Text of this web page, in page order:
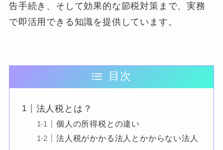
告手続き、そして効果的な節税対策まで、実務
で即活用できる知識を提供しています。
目次
法人税とは？
個人の所得税との違い
法人税がかかる法人とかからない法人